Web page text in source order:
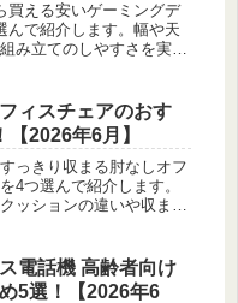
買える安いゲーミングデ
んで紹介します。幅や天
み立てのしやすさを実際
ィスチェアのおす
【2026年6月】
っきり収まる肘なしオフ
4つ選んで紹介します。
ッションの違いや収まり
た。
電話機 高齢者向け
5選！【2026年6